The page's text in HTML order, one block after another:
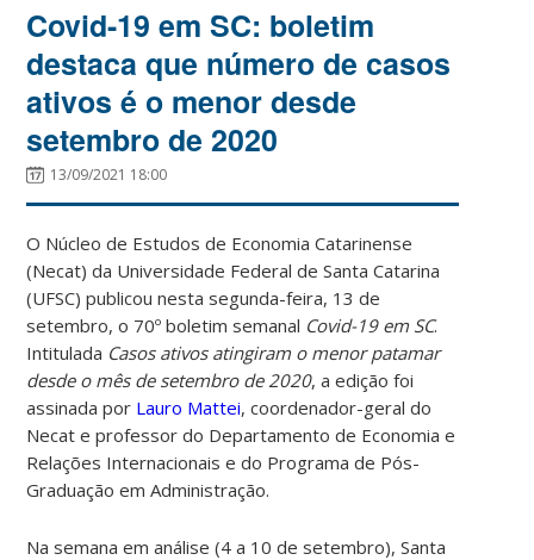
Covid-19 em SC: boletim
destaca que número de casos
ativos é o menor desde
setembro de 2020
13/09/2021 18:00
O Núcleo de Estudos de Economia Catarinense
(Necat) da Universidade Federal de Santa Catarina
(UFSC) publicou nesta segunda-feira, 13 de
setembro, o 70º boletim semanal Covid-19 em SC.
Intitulada Casos ativos atingiram o menor patamar
desde o mês de setembro de 2020, a edição foi
assinada por Lauro Mattei, coordenador-geral do
Necat e professor do Departamento de Economia e
Relações Internacionais e do Programa de Pós-
Graduação em Administração.
Na semana em análise (4 a 10 de setembro), Santa